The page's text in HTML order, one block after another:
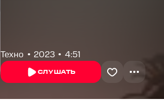
Техно 2023 4:51
СЛУШАТЬ